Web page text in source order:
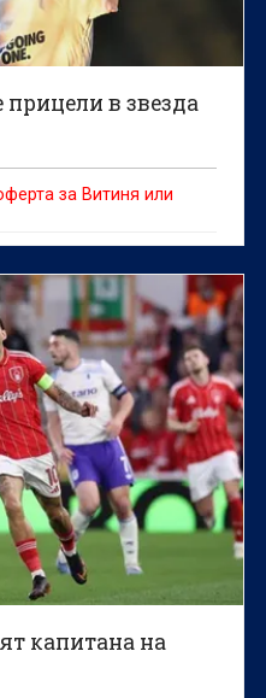
прицели в звезда
за Витиня или
капитана на